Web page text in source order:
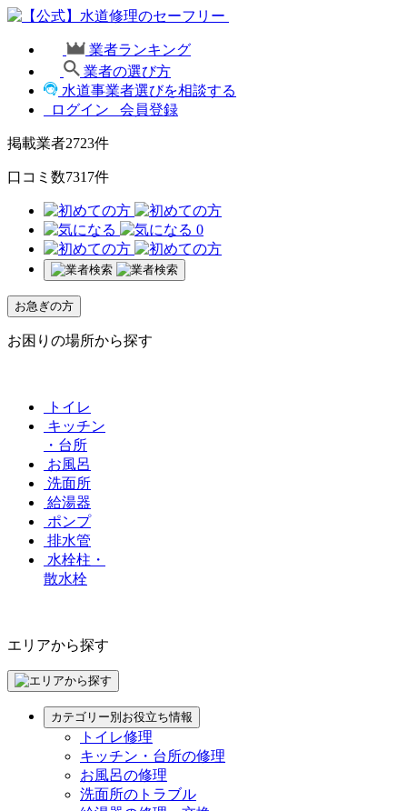
業者ランキング
業者の選び方
水道事業者選びを相談する
ログイン
会員登録
掲載業者2723件
口コミ数7317件
0
お急ぎの方
お困りの場所から探す
トイレ
キッチン
・台所
お風呂
洗面所
給湯器
ポンプ
排水管
水栓柱・
散水栓
エリアから探す
カテゴリー別お役立ち情報
トイレ修理
キッチン・台所の修理
お風呂の修理
洗面所のトラブル